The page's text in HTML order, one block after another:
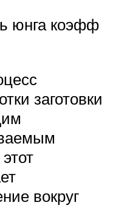
юнга коэфф
заготовки
вокруг